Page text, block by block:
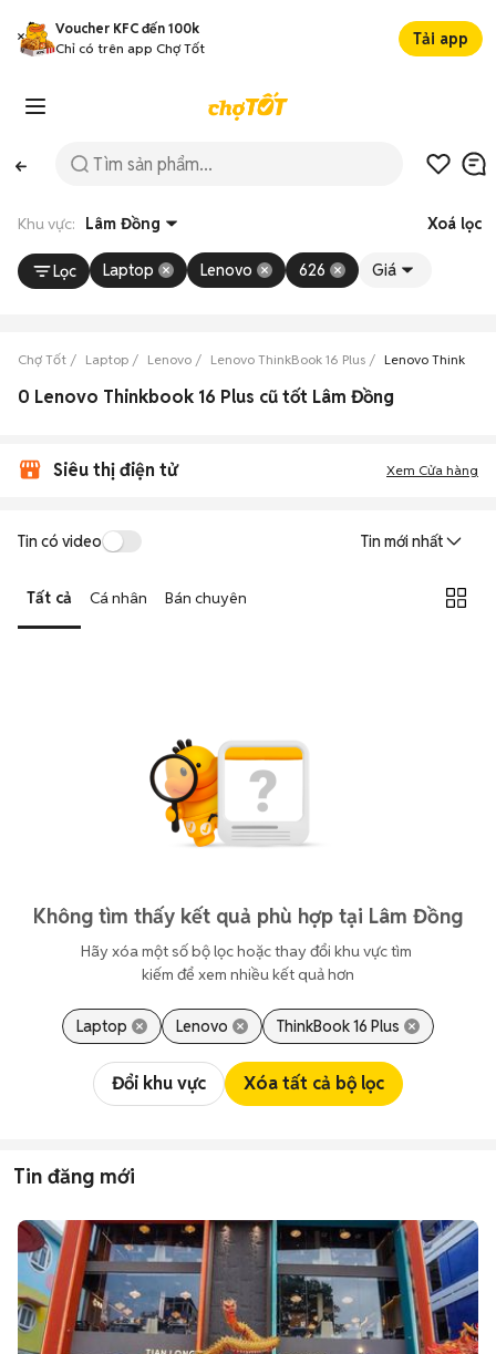
Voucher KFC đến 100k
Chỉ có trên app Chợ Tốt
Tải app
Khu vực: Lâm Đồng Xoá lọc
Lọc Laptop Lenovo 626 Giá
Chợ Tốt Laptop Lenovo Lenovo ThinkBook 16 Plus Lenovo
0 Lenovo Thinkbook 16 Plus cũ tốt Lâm Đồng
Siêu thị điện tử Xem Cửa hàng
Tin có video Tin mới nhất
Tất cả Cá nhân Bán chuyên
Không tìm thấy kết quả phù hợp tại Lâm Đồng
Hãy xóa một số bộ lọc hoặc thay đổi khu vực tìm
kiếm để xem nhiều kết quả hơn
Laptop Lenovo ThinkBook 16 Plus
Đổi khu vực Xóa tất cả bộ lọc
Tin đăng mới